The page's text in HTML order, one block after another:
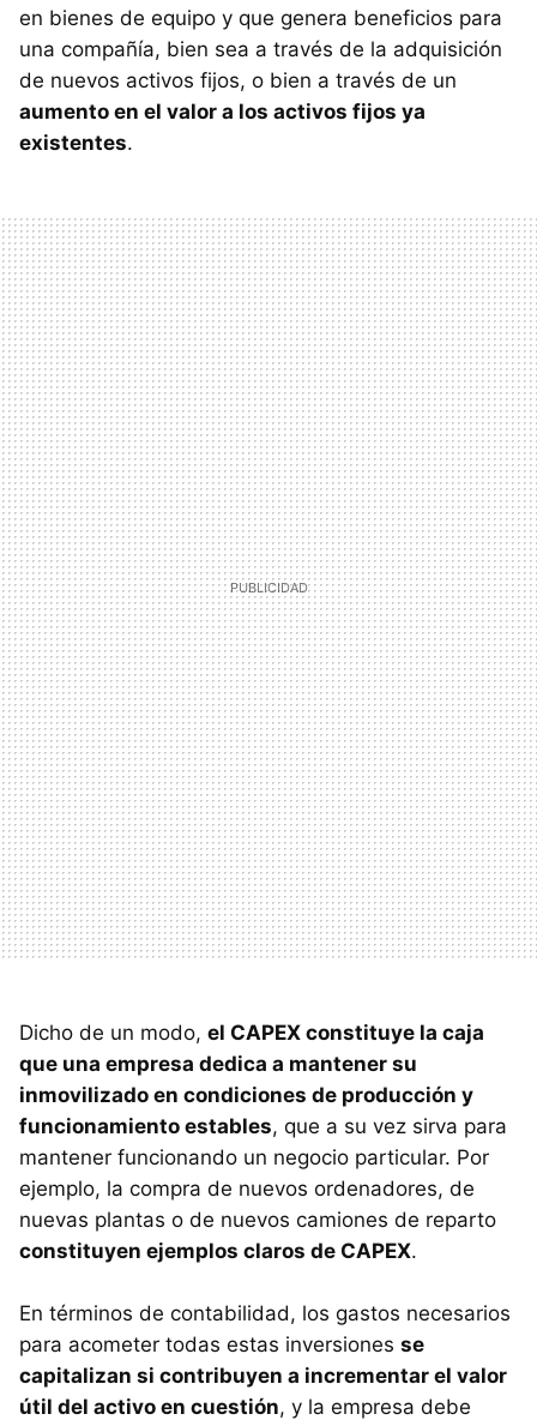
en bienes de equipo y que genera beneficios para
una compañía, bien sea a través de la adquisición
de nuevos activos fijos, o bien a través de un
aumento en el valor a los activos fijos ya
existentes.
Dicho de un modo, el CAPEX constituye la caja
que una empresa dedica a mantener su
inmovilizado en condiciones de producción y
funcionamiento estables, que a su vez sirva para
mantener funcionando un negocio particular. Por
ejemplo, la compra de nuevos ordenadores, de
nuevas plantas o de nuevos camiones de reparto
constituyen ejemplos claros de CAPEX.
En términos de contabilidad, los gastos necesarios
para acometer todas estas inversiones se
capitalizan si contribuyen a incrementar el valor
útil del activo en cuestión, y la empresa debe